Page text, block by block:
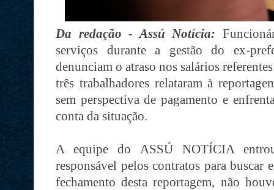
Da redação - Assú Notícia:
serviços durante a gestão do ex-
denunciam o atraso nos salários
três trabalhadores relataram à
sem perspectiva de pagamento e
conta da situação.
A equipe do ASSÚ NOTÍCIA
responsável pelos contratos para buscar
fechamento desta reportagem, não